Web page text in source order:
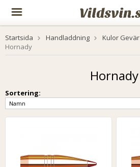
Startsida Handladdning Kulor Gevär
Hornady
Hornady
Sortering: